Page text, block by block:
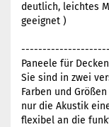
deutlich, leichtes
geeignet )
Paneele für
Sie sind in zwei
Farben und
nur die Akustik
flexibel an die